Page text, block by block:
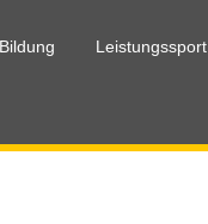
Bildung Leistungssport